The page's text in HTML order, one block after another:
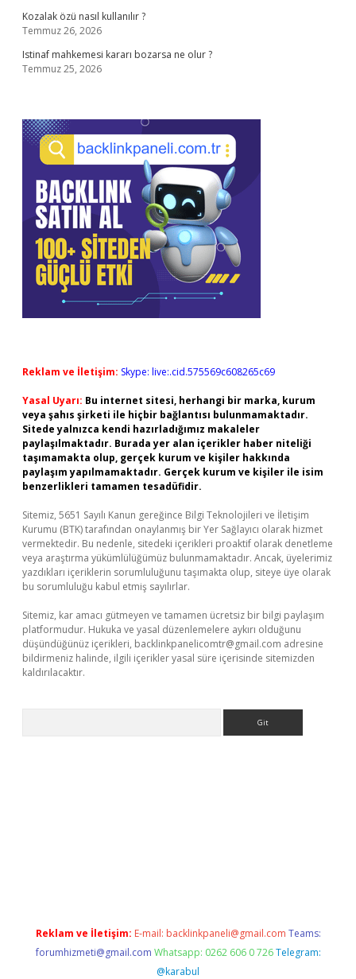
Kozalak özü nasıl kullanılır ?
Temmuz 26, 2026
Istinaf mahkemesi kararı bozarsa ne olur ?
Temmuz 25, 2026
Reklam ve İletişim: Skype: live:.cid.575569c608265c69
Yasal Uyarı: Bu internet sitesi, herhangi bir marka, kurum
veya şahıs şirketi ile hiçbir bağlantısı bulunmamaktadır.
Sitede yalnızca kendi hazırladığımız makaleler
paylaşılmaktadır. Burada yer alan içerikler haber niteliği
taşımamakta olup, gerçek kurum ve kişiler hakkında
paylaşım yapılmamaktadır. Gerçek kurum ve kişiler ile isim
benzerlikleri tamamen tesadüfidir.
Sitemiz, 5651 Sayılı Kanun gereğince Bilgi Teknolojileri ve İletişim
Kurumu (BTK) tarafından onaylanmış bir Yer Sağlayıcı olarak hizmet
vermektedir. Bu nedenle, sitedeki içerikleri proaktif olarak denetleme
veya araştırma yükümlülüğümüz bulunmamaktadır. Ancak, üyelerimiz
yazdıkları içeriklerin sorumluluğunu taşımakta olup, siteye üye olarak
bu sorumluluğu kabul etmiş sayılırlar.
Sitemiz, kar amacı gütmeyen ve tamamen ücretsiz bir bilgi paylaşım
platformudur. Hukuka ve yasal düzenlemelere aykırı olduğunu
düşündüğünüz içerikleri, backlinkpanelicomtr@gmail.com adresine
bildirmeniz halinde, ilgili içerikler yasal süre içerisinde sitemizden
kaldırılacaktır.
Reklam ve İletişim: E-mail: backlinkpaneli@gmail.com Teams:
forumhizmeti@gmail.com Whatsapp: 0262 606 0 726 Telegram:
@karabul